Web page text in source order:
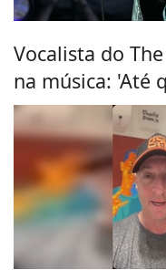
Vocalista do
na música: 'Até